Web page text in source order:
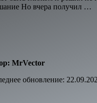
Но вчера получил …
MrVector
обновление: